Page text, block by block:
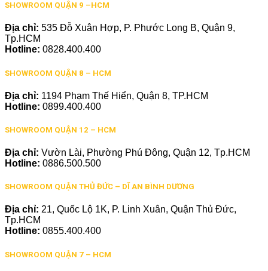
SHOWROOM QUẬN 9 –HCM
Địa chỉ: 535 Đỗ Xuân Hợp, P. Phước Long B, Quận 9,
Tp.HCM
Hotline: 0828.400.400
SHOWROOM QUẬN 8 – HCM
Địa chỉ: 1194 Phạm Thế Hiển, Quận 8, TP.HCM
Hotline: 0899.400.400
SHOWROOM QUẬN 12 – HCM
Địa chỉ: Vườn Lài, Phường Phú Đông, Quận 12, Tp.HCM
Hotline: 0886.500.500
SHOWROOM QUẬN THỦ ĐỨC – DĨ AN BÌNH DƯƠNG
Địa chỉ: 21, Quốc Lộ 1K, P. Linh Xuân, Quận Thủ Đức,
Tp.HCM
Hotline: 0855.400.400
SHOWROOM QUẬN 7 – HCM